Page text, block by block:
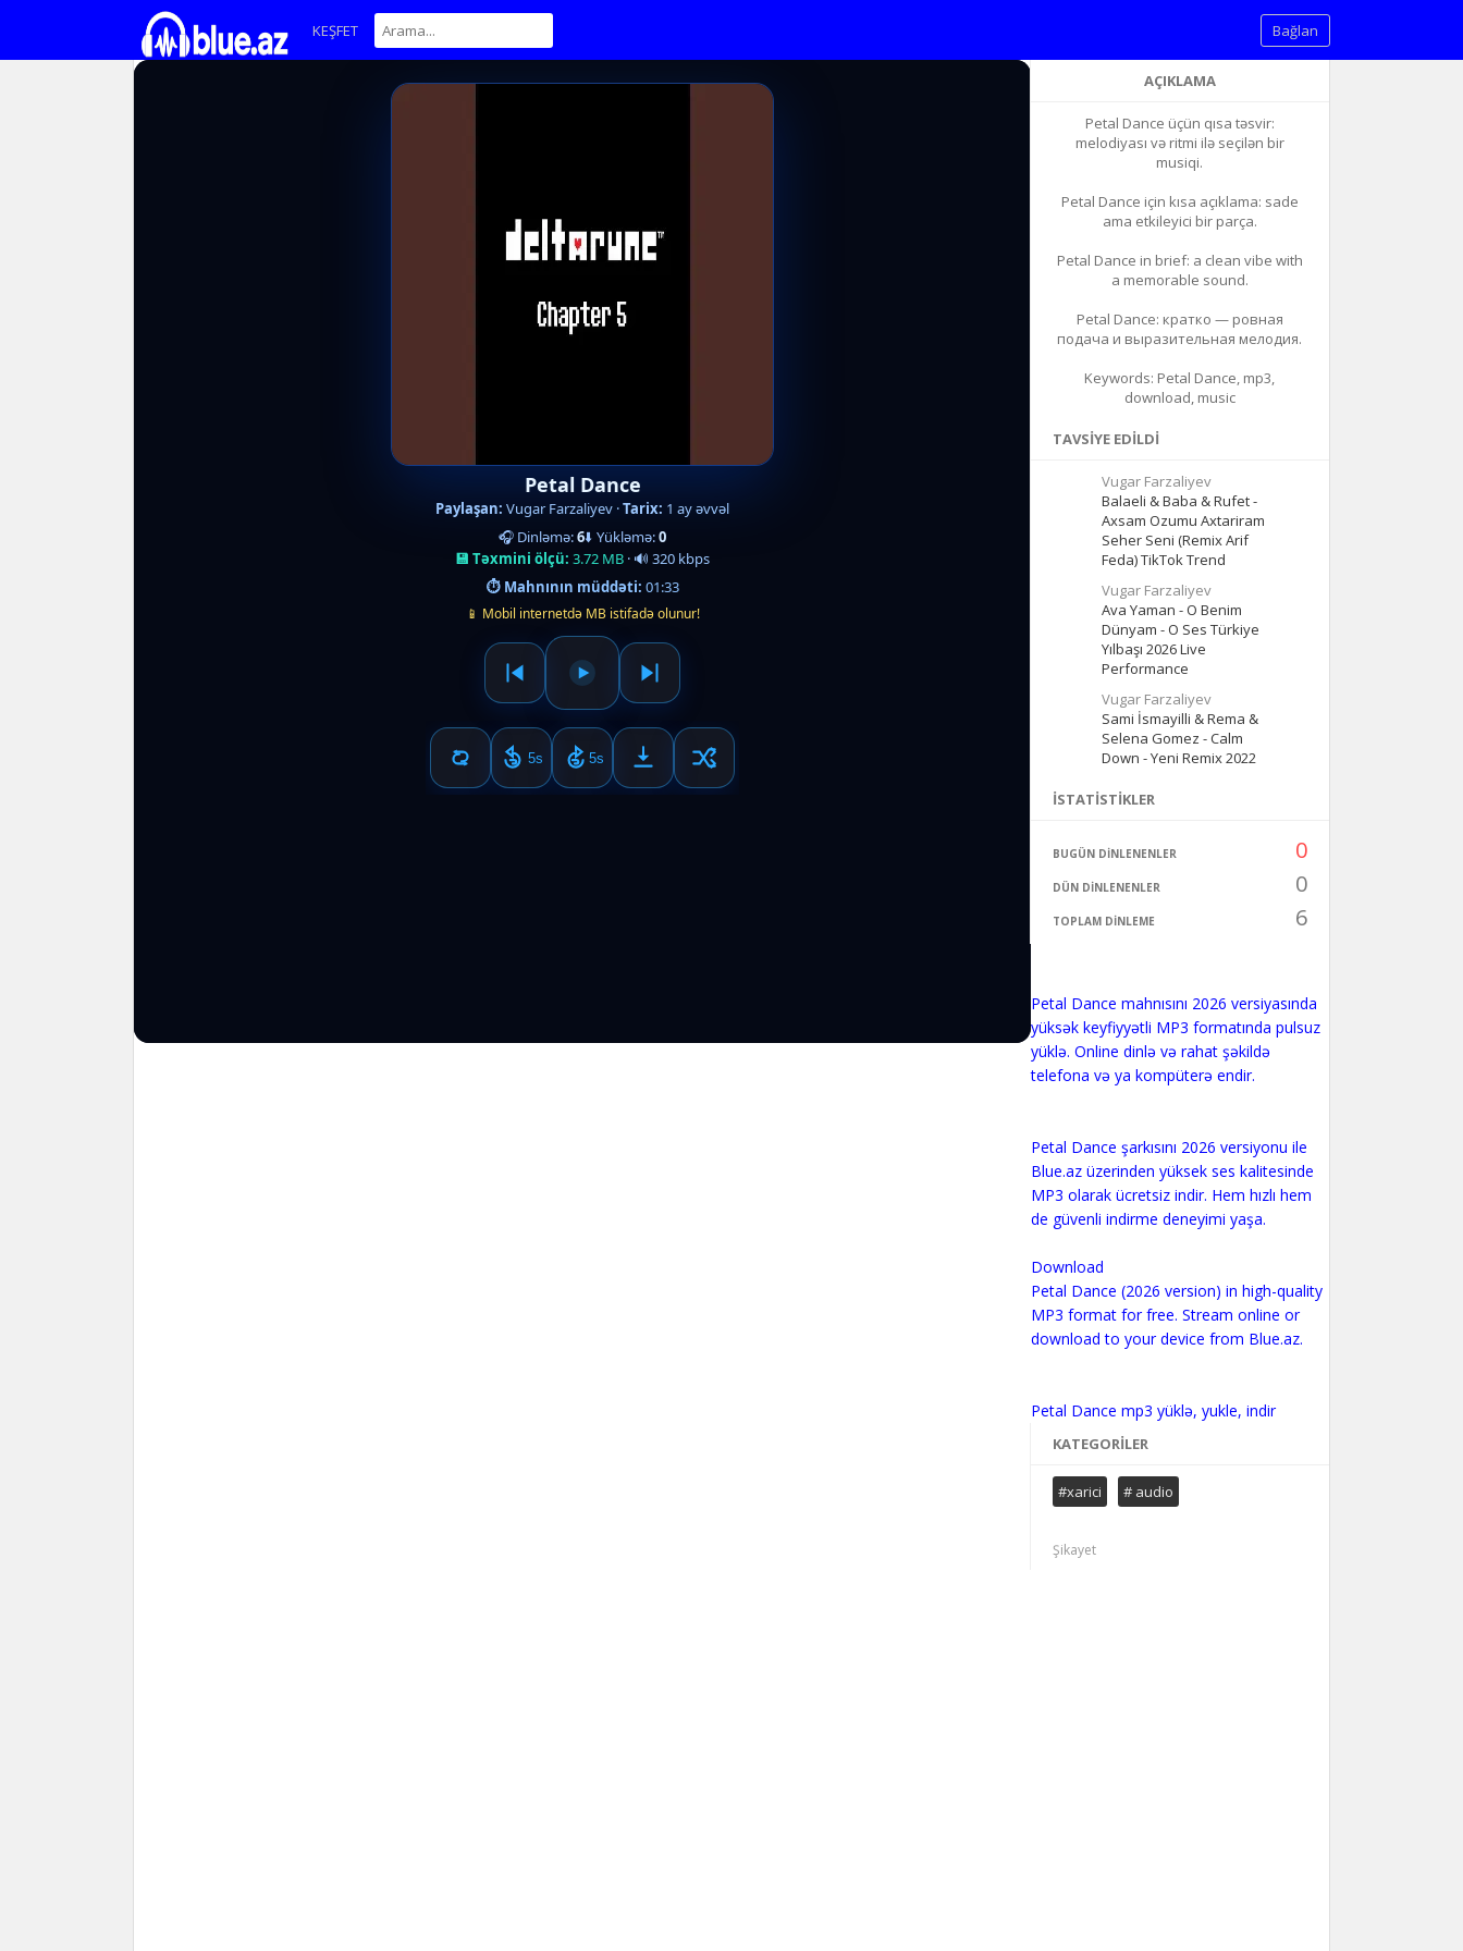
KEŞFET Bağlan
AÇIKLAMA
Petal Dance üçün qısa təsvir:
melodiyası və ritmi ilə seçilən bir
musiqi.
Petal Dance için kısa açıklama: sade
ama etkileyici bir parça.
Petal Dance in brief: a clean vibe with
a memorable sound.
Petal Dance: кратко — ровная
подача и выразительная мелодия.
Keywords: Petal Dance, mp3,
download, music
TAVSIYE EDILDI
Vugar Farzaliyev
Balaeli & Baba & Rufet -
Axsam Ozumu Axtariram
Seher Seni (Remix Arif
Feda) TikTok Trend
Vugar Farzaliyev
Ava Yaman - O Benim
Dünyam - O Ses Türkiye
Yılbaşı 2026 Live
Performance
Vugar Farzaliyev
Sami İsmayilli & Rema &
Selena Gomez - Calm
Down - Yeni Remix 2022
İSTATISTIKLER
BUGÜN DINLENENLER 0
DÜN DINLENENLER 0
TOPLAM DINLEME 6
Petal Dance mahnısını 2026 versiyasında
yüksək keyfiyyətli MP3 formatında pulsuz
yüklə. Online dinlə və rahat şəkildə
telefona və ya kompüterə endir.
Petal Dance şarkısını 2026 versiyonu ile
Blue.az üzerinden yüksek ses kalitesinde
MP3 olarak ücretsiz indir. Hem hızlı hem
de güvenli indirme deneyimi yaşa.
Download
Petal Dance (2026 version) in high-quality
MP3 format for free. Stream online or
download to your device from Blue.az.
Petal Dance mp3 yüklə, yukle, indir
KATEGORILER
#xarici # audio
Şikayet